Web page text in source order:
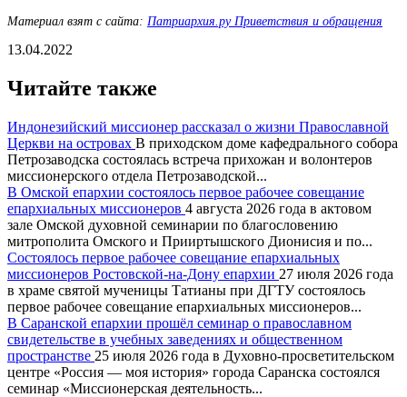
Материал взят с сайта: Патриархия.ру Приветствия и обращения
13.04.2022
Читайте также
Индонезийский миссионер рассказал о жизни Православной
Церкви на островах В приходском доме кафедрального собора
Петрозаводска состоялась встреча прихожан и волонтеров
миссионерского отдела Петрозаводской...
В Омской епархии состоялось первое рабочее совещание
епархиальных миссионеров 4 августа 2026 года в актовом
зале Омской духовной семинарии по благословению
митрополита Омского и Прииртышского Дионисия и по...
Состоялось первое рабочее совещание епархиальных
миссионеров Ростовской-на-Дону епархии 27 июля 2026 года
в храме святой мученицы Татианы при ДГТУ состоялось
первое рабочее совещание епархиальных миссионеров...
В Саранской епархии прошёл семинар о православном
свидетельстве в учебных заведениях и общественном
пространстве 25 июля 2026 года в Духовно-просветительском
центре «Россия — моя история» города Саранска состоялся
семинар «Миссионерская деятельность...